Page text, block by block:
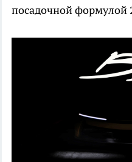
посадочной формулой